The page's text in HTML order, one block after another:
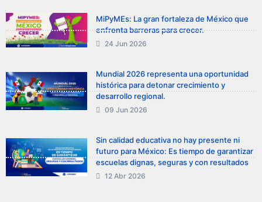
MiPyMEs: La gran fortaleza de México que
enfrenta barreras para crecer.
24 Jun 2026
Mundial 2026 representa una oportunidad
histórica para detonar crecimiento y
desarrollo regional.
09 Jun 2026
Sin calidad educativa no hay presente ni
futuro para México: Es tiempo de garantizar
escuelas dignas, seguras y con resultados
12 Abr 2026